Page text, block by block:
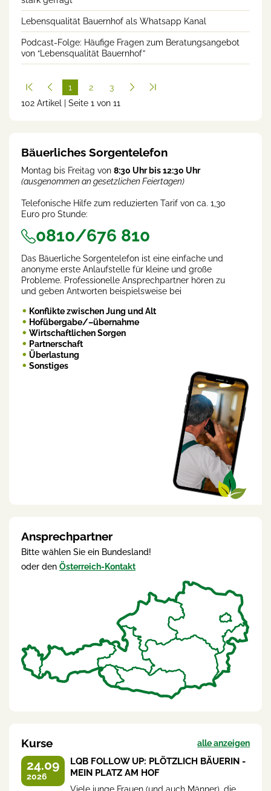
Lebensqualität Bauernhof als Whatsapp Kanal
Podcast-Folge: Häufige Fragen zum Beratungsangebot
von “Lebensqualität Bauernhof”
1
(cur
2
3
102 Artikel | Seite 1 von 11
Bäuerliches Sorgentelefon
Montag bis Freitag von 8:30 Uhr bis 12:30 Uhr
(ausgenommen an gesetzlichen Feiertagen)
Telefonische Hilfe zum reduzierten Tarif von ca. 1,30
Euro pro Stunde:
0810/676 810
Das Bäuerliche Sorgentelefon ist eine einfache und
anonyme erste Anlaufstelle für kleine und große
Probleme. Professionelle Ansprechpartner hören zu
und geben Antworten beispielsweise bei
Konflikte zwischen Jung und Alt
Hofübergabe/–übernahme
Wirtschaftlichen Sorgen
Partnerschaft
Überlastung
Sonstiges
Ansprechpartner
Bitte wählen Sie ein Bundesland!
oder den Österreich-Kontakt
Kurse alle anzeigen
24.09
2026
LQB FOLLOW UP: PLÖTZLICH BÄUERIN -
MEIN PLATZ AM HOF
Viele junge Frauen (und auch Männer), die